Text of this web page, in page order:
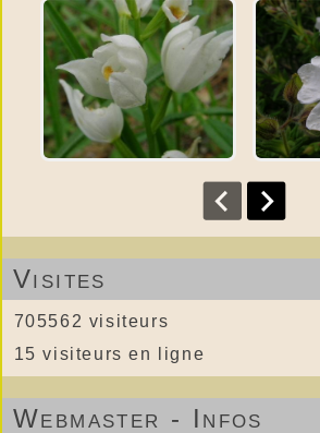
Visites
705562 visiteurs
15 visiteurs en ligne
Webmaster - Infos